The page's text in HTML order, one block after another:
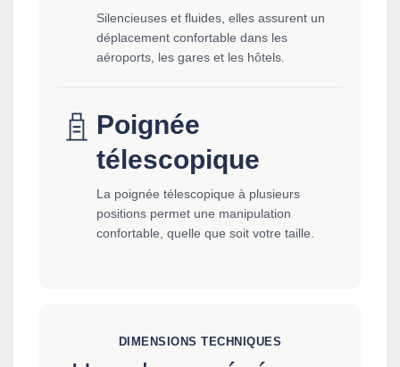
Silencieuses et fluides, elles assurent un
déplacement confortable dans les
aéroports, les gares et les hôtels.
Poignée
télescopique
La poignée télescopique à plusieurs
positions permet une manipulation
confortable, quelle que soit votre taille.
DIMENSIONS TECHNIQUES